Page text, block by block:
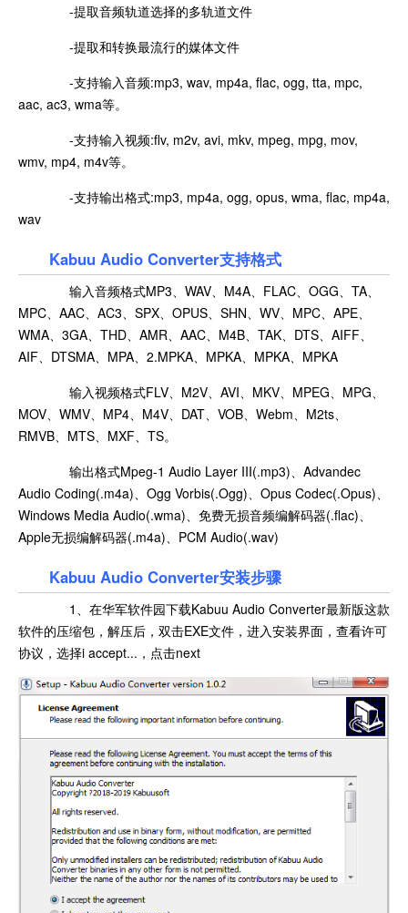
-提取音频轨道选择的多轨道文件
-提取和转换最流行的媒体文件
-支持输入音频:mp3, wav, mp4a, flac, ogg, tta, mpc,
aac, ac3, wma等。
-支持输入视频:flv, m2v, avi, mkv, mpeg, mpg, mov,
wmv, mp4, m4v等。
-支持输出格式:mp3, mp4a, ogg, opus, wma, flac, mp4a,
wav
Kabuu Audio Converter支持格式
输入音频格式MP3、WAV、M4A、FLAC、OGG、TA、
MPC、AAC、AC3、SPX、OPUS、SHN、WV、MPC、APE、
WMA、3GA、THD、AMR、AAC、M4B、TAK、DTS、AIFF、
AIF、DTSMA、MPA、2.MPKA、MPKA、MPKA、MPKA
输入视频格式FLV、M2V、AVI、MKV、MPEG、MPG、
MOV、WMV、MP4、M4V、DAT、VOB、Webm、M2ts、
RMVB、MTS、MXF、TS。
输出格式Mpeg-1 Audio Layer III(.mp3)、Advandec
Audio Coding(.m4a)、Ogg Vorbis(.Ogg)、Opus Codec(.Opus)、
Windows Media Audio(.wma)、免费无损音频编解码器(.flac)、
Apple无损编解码器(.m4a)、PCM Audio(.wav)
Kabuu Audio Converter安装步骤
1、在华军软件园下载Kabuu Audio Converter最新版这款
软件的压缩包，解压后，双击EXE文件，进入安装界面，查看许可
协议，选择i accept...，点击next